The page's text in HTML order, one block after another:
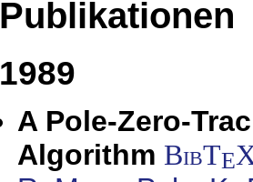
Publikationen
1989
A Pole-Zero-
Algorithm BibTE